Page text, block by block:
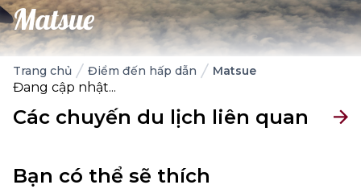
Matsue
Trang chủ Điểm đến hấp dẫn Matsue
Đang cập nhật...
Các chuyến du lịch liên quan
Bạn có thể sẽ thích